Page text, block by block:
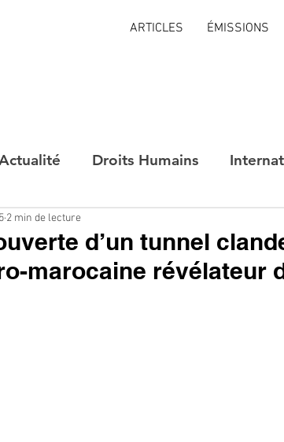
ARTICLES ÉMISSIONS
Droits Humains
d’un tunnel
marocaine révélateur
2 min de lecture